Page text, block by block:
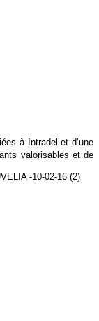
à Intradel et d’une
valorisables et de